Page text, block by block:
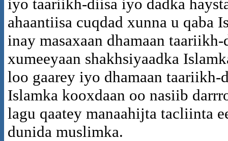
iyo taariikh-diisa iyo dadka
ahaantiisa cuqdad xunna u qaba
inay masaxaan dhamaan
xumeeyaan shakhsiyaadka
loo gaarey iyo dhamaan taariikh-
Islamka kooxdaan oo nasiib
lagu qaatey manaahijta tacliinta
dunida muslimka.